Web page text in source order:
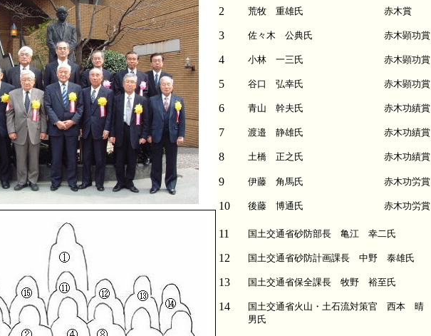
2 荒牧 重雄氏 赤木賞
3 佐々木 公典氏 赤木顕功賞
4 小林 一三氏 赤木顕功賞
5 谷口 弘幸氏 赤木顕功賞
6 青山 幹夫氏 赤木功績賞
7 渡邉 静雄氏 赤木功績賞
8 土橋 正之氏 赤木功績賞
9 伊藤 角馬氏 赤木功労賞
10 後藤 博通氏 赤木功労賞
11 国土交通省砂防部長 亀江 幸二氏
12 国土交通省砂防計画課長 中野 泰雄氏
13 国土交通省保全課長 牧野 裕至氏
14
国土交通省火山・土石流対策官 西本 晴
男氏